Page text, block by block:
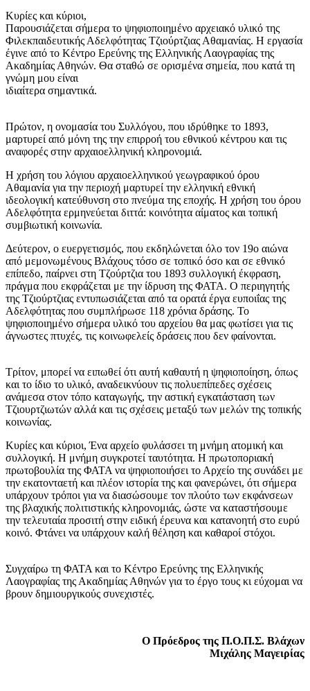
Κυρίες και κύριοι,
Παρουσιάζεται σήμερα το ψηφιοποιημένο αρχειακό υλικό της
Φιλεκπαιδευτικής Αδελφότητας Τζιούρτζιας Αθαμανίας. Η εργασία
έγινε από το Κέντρο Ερεύνης της Ελληνικής Λαογραφίας της
Ακαδημίας Αθηνών. Θα σταθώ σε ορισμένα σημεία, που κατά τη
γνώμη μου είναι
ιδιαίτερα σημαντικά.
Πρώτον, η ονομασία του Συλλόγου, που ιδρύθηκε το 1893,
μαρτυρεί από μόνη της την επιρροή του εθνικού κέντρου και τις
αναφορές στην αρχαιοελληνική κληρονομιά.
Η χρήση του λόγιου αρχαιοελληνικού γεωγραφικού όρου
Αθαμανία για την περιοχή μαρτυρεί την ελληνική εθνική
ιδεολογική κατεύθυνση στο πνεύμα της εποχής. Η χρήση του όρου
Αδελφότητα ερμηνεύεται διττά: κοινότητα αίματος και τοπική
συμβιωτική κοινωνία.
Δεύτερον, ο ευεργετισμός, που εκδηλώνεται όλο τον 19ο αιώνα
από μεμονωμένους Βλάχους τόσο σε τοπικό όσο και σε εθνικό
επίπεδο, παίρνει στη Τζούρτζια του 1893 συλλογική έκφραση,
πράγμα που εκφράζεται με την ίδρυση της ΦΑΤΑ. Ο περιηγητής
της Τζιούρτζιας εντυπωσιάζεται από τα ορατά έργα ευποιΐας της
Αδελφότητας που συμπλήρωσε 118 χρόνια δράσης. Το
ψηφιοποιημένο σήμερα υλικό του αρχείου θα μας φωτίσει για τις
άγνωστες πτυχές, τις κοινωφελείς δράσεις που δεν φαίνονται.
Τρίτον, μπορεί να ειπωθεί ότι αυτή καθαυτή η ψηφιοποίηση, όπως
και το ίδιο το υλικό, αναδεικνύουν τις πολυεπίπεδες σχέσεις
ανάμεσα στον τόπο καταγωγής, την αστική εγκατάσταση των
Τζιουρτζιωτών αλλά και τις σχέσεις μεταξύ των μελών της τοπικής
κοινωνίας.
Κυρίες και κύριοι, Ένα αρχείο φυλάσσει τη μνήμη ατομική και
συλλογική. Η μνήμη συγκροτεί ταυτότητα. Η πρωτοποριακή
πρωτοβουλία της ΦΑΤΑ να ψηφιοποιήσει το Αρχείο της συνάδει με
την εκατονταετή και πλέον ιστορία της και φανερώνει, ότι σήμερα
υπάρχουν τρόποι για να διασώσουμε τον πλούτο των εκφάνσεων
της βλαχικής πολιτιστικής κληρονομιάς, ώστε να καταστήσουμε
την τελευταία προσιτή στην ειδική έρευνα και κατανοητή στο ευρύ
κοινό. Φτάνει να υπάρχουν καλή θέληση και καθαροί στόχοι.
Συγχαίρω τη ΦΑΤΑ και το Κέντρο Ερεύνης της Ελληνικής
Λαογραφίας της Ακαδημίας Αθηνών για το έργο τους κι εύχομαι να
βρουν δημιουργικούς συνεχιστές.
Ο Πρόεδρος της Π.Ο.Π.Σ. Βλάχων
Μιχάλης Μαγειρίας